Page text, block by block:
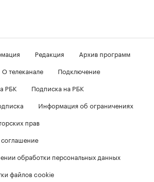
Редакция
Архив программ
О телеканале
Подключение
РБК
Подписка на РБК
Информация об ограничениях
прав
соглашение
обработки персональных данных
файлов cookie